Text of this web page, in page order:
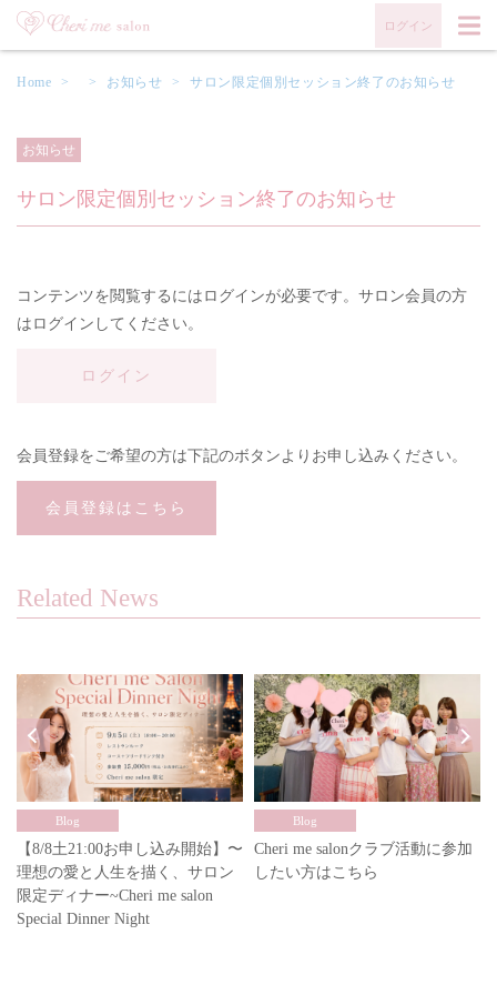
ログイン
Home > > お知らせ > サロン限定個別セッション終了のお知らせ
お知らせ
サロン限定個別セッション終了のお知らせ
コンテンツを閲覧するにはログインが必要です。サロン会員の方
はログインしてください。
ログイン
会員登録をご希望の方は下記のボタンよりお申し込みください。
会員登録はこちら
Related News
Blog
【8/8土21:00お申し込み開始】〜
理想の愛と人生を描く、サロン
限定ディナー~Cheri me salon
Special Dinner Night
Blog
Cheri me salonクラブ活動に参加
したい方はこちら